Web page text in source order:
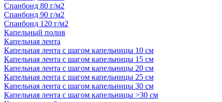
Спанбонд 80 г/м2
Спанбонд 90 г/м2
Спанбонд 120 г/м2
Капельный полив
Капельная лента
Капельная лента с шагом капельницы 10 см
Капельная лента с шагом капельницы 15 см
Капельная лента с шагом капельницы 20 см
Капельная лента с шагом капельницы 25 см
Капельная лента с шагом капельницы 30 см
Капельная лента с шагом капельницы >30 см